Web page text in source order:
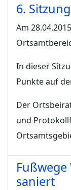
6.
Am
In dieser
Punkte auf
Der
und
saniert